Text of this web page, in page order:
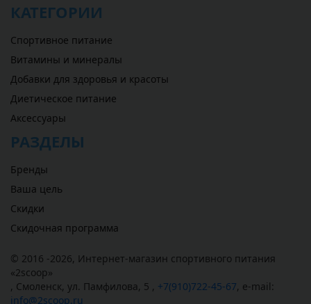
КАТЕГОРИИ
Спортивное питание
Витамины и минералы
Добавки для здоровья и красоты
Диетическое питание
Аксессуары
РАЗДЕЛЫ
Бренды
Ваша цель
Скидки
Скидочная программа
© 2016 -2026, Интернет-магазин спортивного питания
«2scoop»
, Смоленск, ул. Памфилова, 5 , +7(910)722-45-67, e-mail:
info@2scoop.ru